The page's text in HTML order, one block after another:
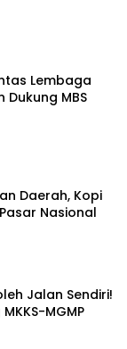
Lembaga
Dukung MBS
Daerah, Kopi
Nasional
Jalan Sendiri!
MGMP